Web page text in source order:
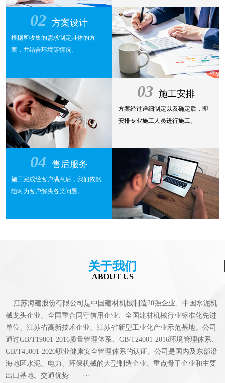
02 方案设计
根据所收集的需求制定具体的方
案，并结合环境等情况。
03 施工安排
方案经过详细制定以及确定后，即
安排专业施工人员进行施工。
04 售后服务
施工完成经客户满意后，我们依然
随时为客户解决各类问题。
关于我们
ABOUT US
江苏海建股份有限公司是中国建材机械制造20强企业、中国水泥机
械龙头企业、全国重合同守信用企业、全国建材机械行业标准化先进
单位、江苏省高新技术企业、江苏省新型工业化产业示范基地。公司
通过GB/T19001-2016质量管理体系、GB/T24001-2016环境管理体系、
GB/T45001-2020职业健康安全管理体系的认证。公司是国内及东部沿
海地区水泥、电力、环保机械的大型制造企业、重点骨干企业和主要
出口基地。交通优势 ···